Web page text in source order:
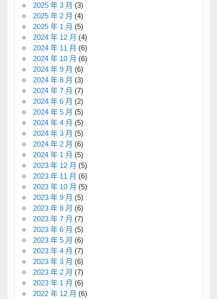
2025 年 3 月 (3)
2025 年 2 月 (4)
2025 年 1 月 (5)
2024 年 12 月 (4)
2024 年 11 月 (6)
2024 年 10 月 (6)
2024 年 9 月 (6)
2024 年 8 月 (3)
2024 年 7 月 (7)
2024 年 6 月 (2)
2024 年 5 月 (5)
2024 年 4 月 (5)
2024 年 3 月 (5)
2024 年 2 月 (6)
2024 年 1 月 (5)
2023 年 12 月 (5)
2023 年 11 月 (6)
2023 年 10 月 (5)
2023 年 9 月 (5)
2023 年 8 月 (6)
2023 年 7 月 (7)
2023 年 6 月 (5)
2023 年 5 月 (6)
2023 年 4 月 (7)
2023 年 3 月 (6)
2023 年 2 月 (7)
2023 年 1 月 (6)
2022 年 12 月 (6)